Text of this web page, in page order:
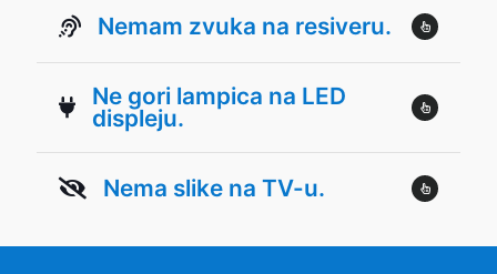
Nemam zvuka na resiveru.
Ne gori lampica na LED
displeju.
Nema slike na TV-u.